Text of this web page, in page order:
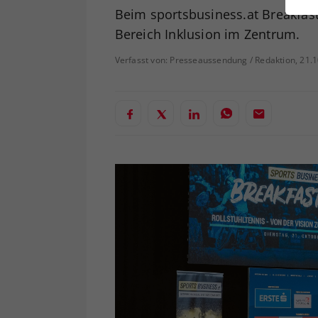
Beim sportsbusiness.at
Bereich Inklusion im Zentrum.
Verfasst von: Presseaussendung / Redaktion,